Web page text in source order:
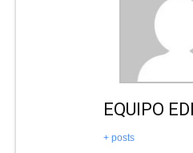
EQUIPO
+ posts